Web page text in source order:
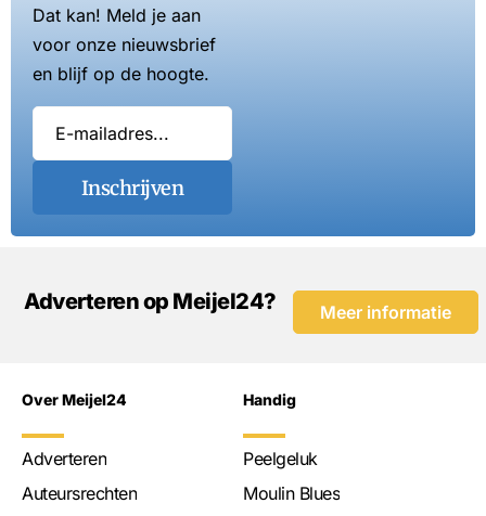
Dat kan! Meld je aan
voor onze nieuwsbrief
en blijf op de hoogte.
Inschrijven
Adverteren op Meijel24? Meer informatie
Over Meijel24
Adverteren
Auteursrechten
Handig
Peelgeluk
Moulin Blues